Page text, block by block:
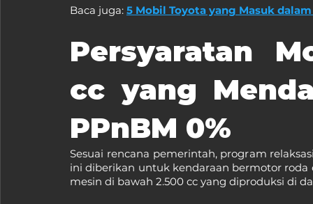
Baca juga: 5 Mobil Toyota yang Masuk
Persyaratan
cc yang
PPnBM 0%
Sesuai rencana pemerintah, program
ini diberikan untuk kendaraan bermotor
mesin di bawah 2.500 cc yang diproduksi di